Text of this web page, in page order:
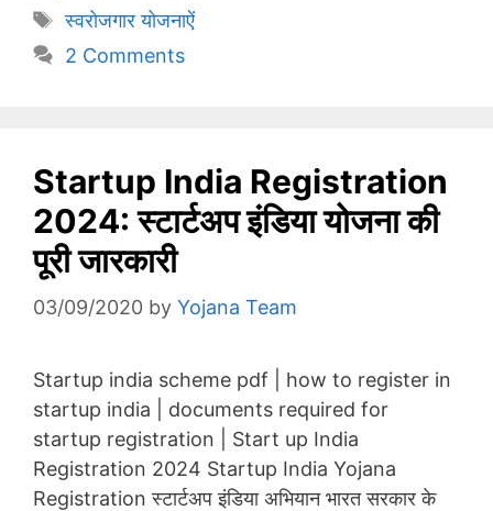
Tags
स्वरोजगार योजनाऐं
2 Comments
Startup India Registration
2024: स्टार्टअप इंडिया योजना की
पूरी जारकारी
03/09/2020 by Yojana Team
Startup india scheme pdf | how to register in
startup india | documents required for
startup registration | Start up India
Registration 2024 Startup India Yojana
Registration स्टार्टअप इंडिया अभियान भारत सरकार के